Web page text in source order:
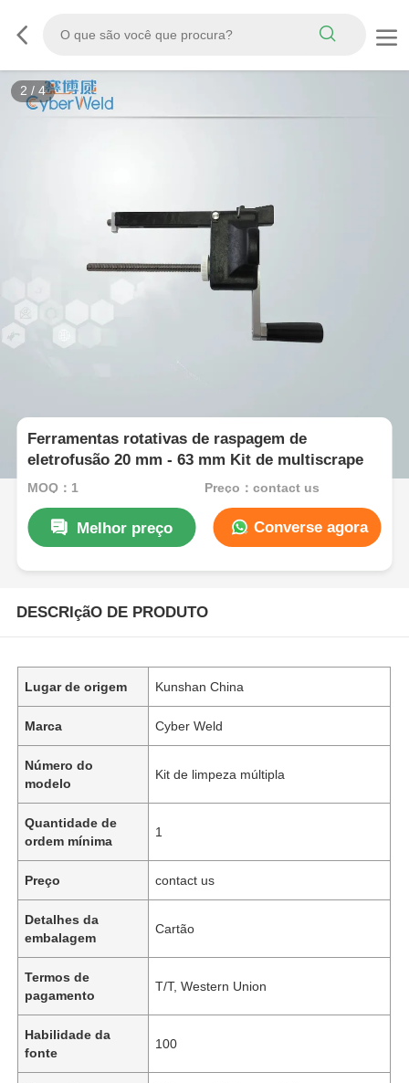
3 / 4
Ferramentas rotativas de raspagem de
eletrofusão 20 mm - 63 mm Kit de multiscrape
MOQ：1 Preço：contact us
Melhor preço Converse agora
DESCRIçãO DE PRODUTO
Lugar de origem Kunshan China
Marca Cyber Weld
Número do
modelo
Kit de limpeza múltipla
Quantidade de
ordem mínima
1
Preço contact us
Detalhes da
embalagem
Cartão
Termos de
pagamento
T/T, Western Union
Habilidade da
fonte
100